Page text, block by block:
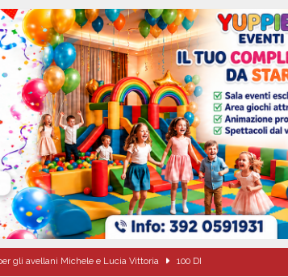
gli avellani Michele e Lucia Vittoria 100 DI